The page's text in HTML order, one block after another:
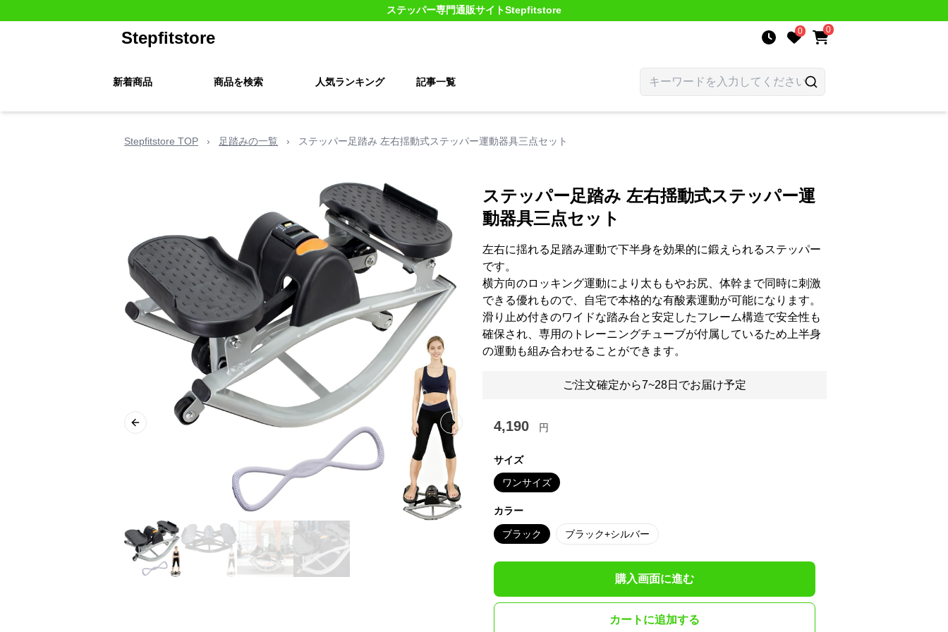
ステッパー専門通販サイトStepfitstore
Stepfitstore 0 0
新着商品 商品を検索 人気ランキング 記事一覧
Stepfitstore TOP › 足踏みの一覧 › ステッパー足踏み 左右揺動式ステッパー運動器具三点セット
Previous slide Next slide
ステッパー足踏み 左右揺動式ステッパー運
動器具三点セット
左右に揺れる足踏み運動で下半身を効果的に鍛えられるステッパー
です。
横方向のロッキング運動により太ももやお尻、体幹まで同時に刺激
できる優れもので、自宅で本格的な有酸素運動が可能になります。
滑り止め付きのワイドな踏み台と安定したフレーム構造で安全性も
確保され、専用のトレーニングチューブが付属しているため上半身
の運動も組み合わせることができます。
ご注文確定から7~28日でお届け予定
4,190 円
サイズ
ワンサイズ
カラー
ブラック ブラック+シルバー
購入画面に進む
カートに追加する